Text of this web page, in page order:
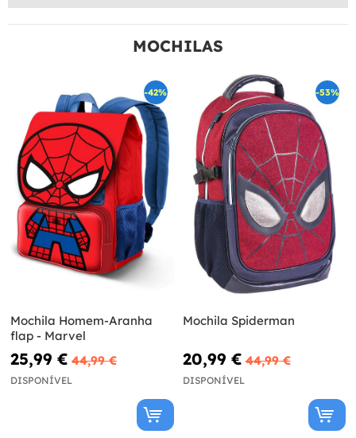
MOCHILAS
-42%
Mochila Homem-Aranha
flap - Marvel
25,99 € 44,99 €
DISPONÍVEL
-53%
Mochila Spiderman
20,99 € 44,99 €
DISPONÍVEL